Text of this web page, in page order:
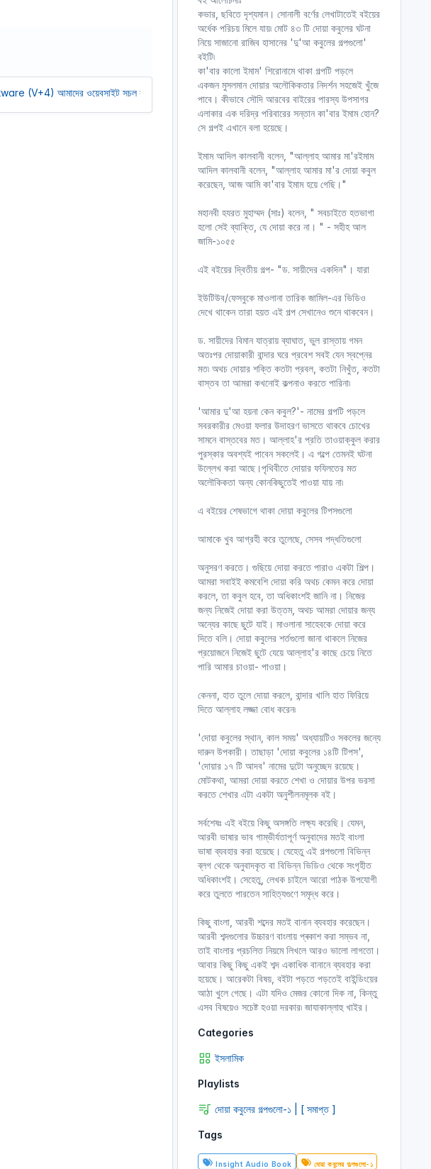
আমাদের ওয়েবসাইট সচল রাখতে আমাদের অর্থ সাহায্য করুন। আমরা একটি অলাভজনক ওয়েবসাইট, আমরা ওয়েবসাইট থেকে
কভার, ছবিতে দৃশ্যমান। সোনালী বর্ণের লেখাটাতেই বইয়ের
অর্ধেক পরিচয় মিলে যায়৷ মোট ৪৩ টি দোয়া কবুলের ঘটনা
নিয়ে সাজানো রাজিব হাসানের 'দু'আ কবুলের গল্পগুলো'
বইটি৷
কা'বার কালো ইমাম' শিরোনামে থাকা গল্পটি পড়লে
একজন মুসলমান দোয়ার অলৌকিকতার নিদর্শন সহজেই খুঁজে
পাবে। কীভাবে সৌদি আরবের বাইরের পারস্য উপসাগর
এলাকার এক দরিদ্র পরিবারের সন্তান কা'বার ইমাম হোন?
সে গল্পই এখানে বলা হয়েছে।
ইমাম আদিল কালবানী বলেন, "আল্লাহ আমার মা'রইমাম
আদিল কালবানী বলেন, "আল্লাহ আমার মা'র দোয়া কবুল
করেছেন, আজ আমি কা'বার ইমাম হয়ে গেছি।"
মহানবী হযরত মুহাম্মদ (সাঃ) বলেন, " সবচাইতে হতভাগা
হলো সেই ব্যাক্তি, যে দোয়া করে না। " - সহীহ আল
জামি-১০৫৫
এই বইয়ের দ্বিতীয় গল্প- "ড. সায়ীদের একদিন"। যারা
ইউটিউব/ফেসবুকে মাওলানা তারিক জামিল-এর ভিডিও
দেখে থাকেন তারা হয়ত এই গল্প সেখানেও শুনে থাকবেন।
ড. সায়ীদের বিমান যাত্রায় ব্যাঘাত, ভুল রাস্তায় গমন
অতঃপর দোয়াকারী বান্দার ঘরে প্রবেশ সবই যেন স্বপ্নের
মত৷ অথচ দোয়ার শক্তি কতটা প্রবল, কতটা নিখুঁত, কতটা
বাস্তব তা আমরা কখনোই কল্পনাও করতে পারিনা৷
'আমার দু'আ হয়না কেন কবুল?'- নামের গল্পটি পড়লে
সবরকারীর মেওয়া ফলার উদাহরণ ভাসতে থাকবে চোখের
সামনে বাস্তবের মত। আল্লাহ'র প্রতি তাওয়াক্কুল করার
পুরস্কার অবশ্যই পাবেন সকলেই। এ গল্পে তেমনই ঘটনা
উল্লেখ করা আছে।পৃথিবীতে দোয়ার ফযিলতের মত
অলৌকিকতা অন্য কোনকিছুতেই পাওয়া যায় না৷
এ বইয়ের শেষভাগে থাকা দোয়া কবুলের টিপসগুলো
আমাকে খুব আগ্রহী করে তুলেছে, সেসব পদ্ধতিগুলো
অনুসরণ করতে। গুছিয়ে দোয়া করতে পারাও একটা শিল্প।
আমরা সবাইই কমবেশি দোয়া করি অথচ কেমন করে দোয়া
করলে, তা কবুল হবে, তা অধিকাংশই জানি না। নিজের
জন্য নিজেই দোয়া করা উত্তম, অথচ আমরা দোয়ার জন্য
অন্যের কাছে ছুটে যাই। মাওলানা সাহেবকে দোয়া করে
দিতে বলি। দোয়া কবুলের শর্তগুলো জানা থাকলে নিজের
প্রয়োজনে নিজেই ছুটে যেয়ে আল্লাহ'র কাছে চেয়ে নিতে
পারি আমার চাওয়া- পাওয়া।
কেননা, হাত তুলে দোয়া করলে, বান্দার খালি হাত ফিরিয়ে
দিতে আল্লাহ লজ্জা বোধ করেন৷
'দোয়া কবুলের স্থান, কাল সময়' অধ্যায়টিও সকলের জন্যে
দারুন উপকারী। তাছাড়া 'দোয়া কবুলের ১৪টি টিপস',
'দোয়ার ১৭ টি আদব' নামের দুটো অনুচ্ছেদ রয়েছে।
মোটকথা, আমরা দোয়া করতে শেখা ও দোয়ার উপর ভরসা
করতে শেখার এটা একটা অনুশীলনমূলক বই।
সর্বশেষঃ এই বইয়ে কিছু অসঙ্গতি লক্ষ্য করেছি। যেমন,
আরবী ভাষার ভাব গাম্ভীর্যতাপূর্ণ অনুবাদের মতই বাংলা
ভাষা ব্যবহার করা হয়েছে। যেহেতু এই গল্পগুলো বিভিন্ন
ব্লগ থেকে অনুবাদকৃত বা বিভিন্ন ভিডিও থেকে সংগৃহীত
অধিকাংশই। সেহেতু, লেখক চাইলে আরো পাঠক উপযোগী
করে তুলতে পারতেন সাহিত্যগুণে সমৃদ্ধ করে।
কিছু বাংলা, আরবী শব্দের মতই বানান ব্যবহার করেছেন।
আরবী শব্দগুলোর উচ্চারণ বাংলায় প্ৰকাশ করা সম্ভব না,
তাই বাংলার প্রচলিত নিয়মে লিখলে আরও ভালো লাগতো।
আবার কিছু কিছু একই শব্দ একাধিক বানানে ব্যবহার করা
হয়েছে। আরেকটা বিষয়, বইটা পড়তে পড়তেই বাইন্ডিংয়ের
আঠা খুলে গেছে। এটা যদিও মেজর কোনো দিক না, কিন্তু
এসব বিষয়েও সচেষ্ট হওয়া দরকার৷ জাযাকাল্লাহু খাইর।
Categories
ইসলামিক
Playlists
দোয়া কবুলের গল্পগুলো-১ | [ সমাপ্ত ]
Tags
Insight Audio Book দোয়া কবুলের গল্পগুলো-১